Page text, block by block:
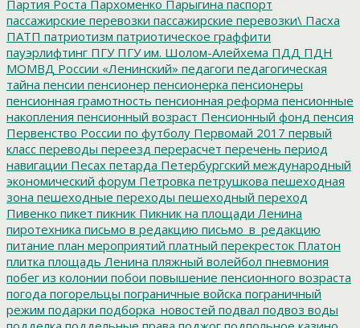
Партия Роста Пархоменко Парыгина паспорт
пассажирские перевозки пассажирские перевозки\ Пасха
ПАТП патриотизм патриотическое граффити
пауэрлифтинг ПГУПГУ им. Шолом-Алейхема ПДД ПДН
МОМВД России «Ленинский» педагоги педагогическая
тайна пенсии пенсионер пенсионерка пенсионеры
пенсионная грамотность пенсионная реформа пенсионные
накопления пенсионный возраст Пенсионный фонд пенсия
Первенство России по футболу Первомай 2017 первый
класс переводы переезд перерасчет перечень период
навигации Песах петарда Петербургский международный
экономический форум Петровка петрушкова пешеходная
зона пешеходные переходы пешеходный переход
Пивенко пикет пикник Пикник на площади Ленина
пиротехника письмо в редакцию письмо_в_редакцию
питание план мероприятий платный перекресток Платон
плитка площадь Ленина пляжный волейбол пневмония
побег из колонии побои повышение пенсионного возраста
погода погорельцы пограничные войска пограничный
режим подарки подборка_новостей подвал подвоз воды